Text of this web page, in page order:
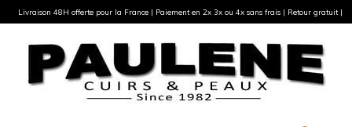
Livraison 48H offerte pour la France | Paiement en 2x 3x ou 4x sans frais | Retour gratuit |